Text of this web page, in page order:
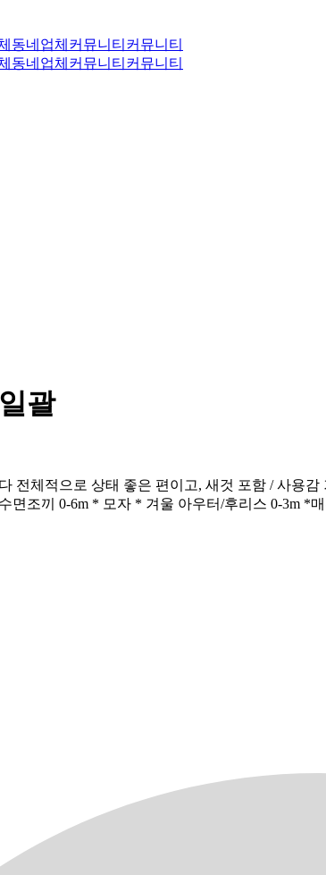
동네업체 커뮤니티 커뮤니티
동네업체 커뮤니티 커뮤니티
괄
전체적으로 상태 좋은 편이고, 새것 포함 / 사용
면조끼 0-6m * 모자 * 겨울 아우터/후리스 0-3m